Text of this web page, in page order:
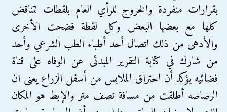
بقرارات منفردة والخروج للرأي العام بلقطات تتناقض
كلها مع بعضها البعض وكل لقطة فضحت الأخرى
والأدهى من ذلك اتصال أحد أطباء الطب الشرعي وأحد
من شارك في كتابة التقرير المبدئى عن الوفاه على قناة
فضائيه يؤكد أن احتراق الملابس من أسفل الزراع يعنى ان
الرصاصه أطلقت من مسافة نصف متر والإبط هو المكان